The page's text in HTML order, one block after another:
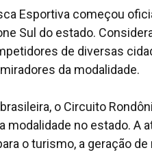
Esportiva começou
Sul do estado.
de diversas
da modalidade.
o Circuito
no estado. A
o turismo, a geração de